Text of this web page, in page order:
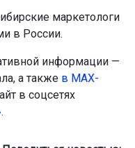
маркетологи
в России.
информации —
а также в МАХ-
в соцсетях
.